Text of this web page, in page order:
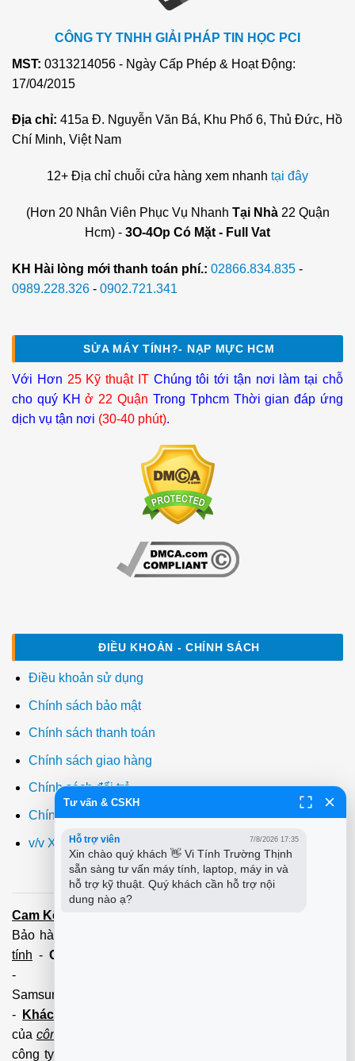
CÔNG TY TNHH GIẢI PHÁP TIN HỌC PCI
MST: 0313214056 - Ngày Cấp Phép & Hoạt Động:
17/04/2015
Địa chỉ: 415a Đ. Nguyễn Văn Bá, Khu Phố 6, Thủ Đức, Hồ
Chí Minh, Việt Nam
12+ Địa chỉ chuỗi cửa hàng xem nhanh tại đây
(Hơn 20 Nhân Viên Phục Vụ Nhanh Tại Nhà22 Quận
Hcm) - 3O-4Op Có Mặt - Full Vat
KH Hài lòng mới thanh toán phí.: 02866.834.835 -
0989.228.326 - 0902.721.341
SỬA MÁY TÍNH?- NẠP MỰC HCM
Với Hơn 25 Kỹ thuật ITChúng tôi tới tận nơi làm tại chỗ
cho quý KHở 22 Quận Trong Tphcm Thời gian đáp ứng
dịch vụ tận nơi (30-40 phút).
ĐIỀU KHOẢN - CHÍNH SÁCH
Điều khoản sử dụng
Chính sách bảo mật
Chính sách thanh toán
Chính sách giao hàng
Chính sách đổi trả
Chính sách bảo hành
v/v Xuất hóa đơn đỏ VAT
Cam Kết:
Bảo hành tận tâm - Xuất hóa đơn đỏ đầy đủ
tính - Cài Win Tận Nơi
-
Samsung,Brother,Xeroc,Panasonic): 100 - 180,000 vnđ
-
Khách hàng lưu ý:
của công ty PCI.
công ty không liên hệ và làm việc với cá nhân đảm bảo
Tư vấn & CSKH
Hỗ trợ viên 7/8/2026 17:35
Xin chào quý khách 👋 Vi Tính Trường Thịnh
sẵn sàng tư vấn máy tính, laptop, máy in và
hỗ trợ kỹ thuật. Quý khách cần hỗ trợ nội
dung nào ạ?